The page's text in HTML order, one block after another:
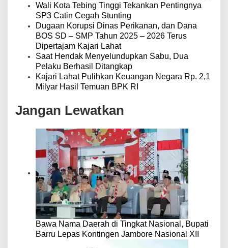
Wali Kota Tebing Tinggi Tekankan Pentingnya
SP3 Catin Cegah Stunting
Dugaan Korupsi Dinas Perikanan, dan Dana
BOS SD – SMP Tahun 2025 – 2026 Terus
Dipertajam Kajari Lahat
Saat Hendak Menyelundupkan Sabu, Dua
Pelaku Berhasil Ditangkap
Kajari Lahat Pulihkan Keuangan Negara Rp. 2,1
Milyar Hasil Temuan BPK RI
Jangan Lewatkan
Bawa Nama Daerah di Tingkat Nasional, Bupati
Barru Lepas Kontingen Jambore Nasional XII